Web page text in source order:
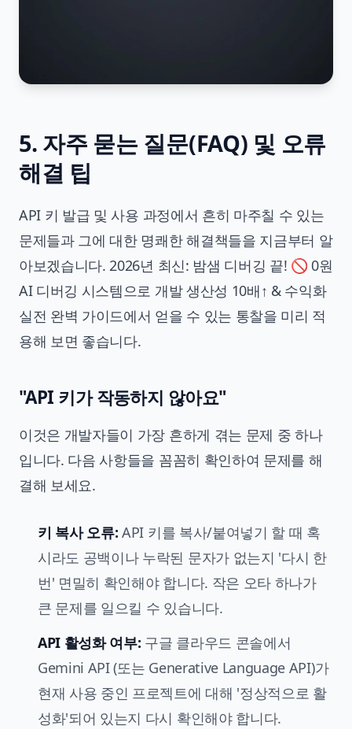
5. 자주 묻는 질문(FAQ) 및 오류
해결 팁
API 키 발급 및 사용 과정에서 흔히 마주칠 수 있는
문제들과 그에 대한 명쾌한 해결책들을 지금부터 알
아보겠습니다. 2026년 최신: 밤샘 디버깅 끝! 🚫 0원
AI 디버깅 시스템으로 개발 생산성 10배↑ & 수익화
실전 완벽 가이드에서 얻을 수 있는 통찰을 미리 적
용해 보면 좋습니다.
"API 키가 작동하지 않아요"
이것은 개발자들이 가장 흔하게 겪는 문제 중 하나
입니다. 다음 사항들을 꼼꼼히 확인하여 문제를 해
결해 보세요.
키 복사 오류: API 키를 복사/붙여넣기 할 때 혹
시라도 공백이나 누락된 문자가 없는지 '다시 한
번' 면밀히 확인해야 합니다. 작은 오타 하나가
큰 문제를 일으킬 수 있습니다.
API 활성화 여부: 구글 클라우드 콘솔에서
Gemini API (또는 Generative Language API)가
현재 사용 중인 프로젝트에 대해 '정상적으로 활
성화'되어 있는지 다시 확인해야 합니다.